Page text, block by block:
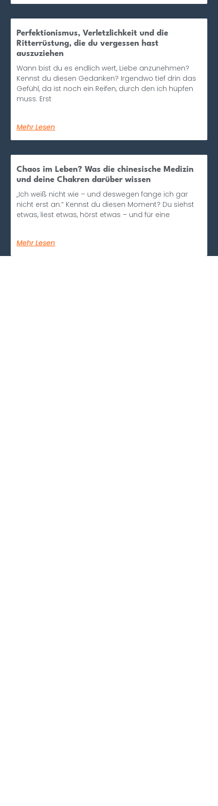
Perfektionismus, Verletzlichkeit und die
Ritterrüstung, die du vergessen hast
auszuziehen
Wann bist du es endlich wert, Liebe anzunehmen?
Kennst du diesen Gedanken? Irgendwo tief drin das
Gefühl, da ist noch ein Reifen, durch den ich hüpfen
muss. Erst
Mehr Lesen
Chaos im Leben? Was die chinesische Medizin
und deine Chakren darüber wissen
„Ich weiß nicht wie – und deswegen fange ich gar
nicht erst an.“ Kennst du diesen Moment? Du siehst
etwas, liest etwas, hörst etwas – und für eine
Mehr Lesen